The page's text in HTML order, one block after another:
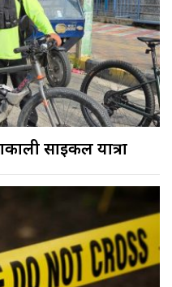
साइकल यात्रा